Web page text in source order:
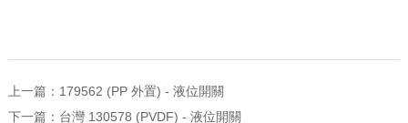
上一篇： 179562 (PP 外置) - 液位開關
下一篇： 台灣 130578 (PVDF) - 液位開關